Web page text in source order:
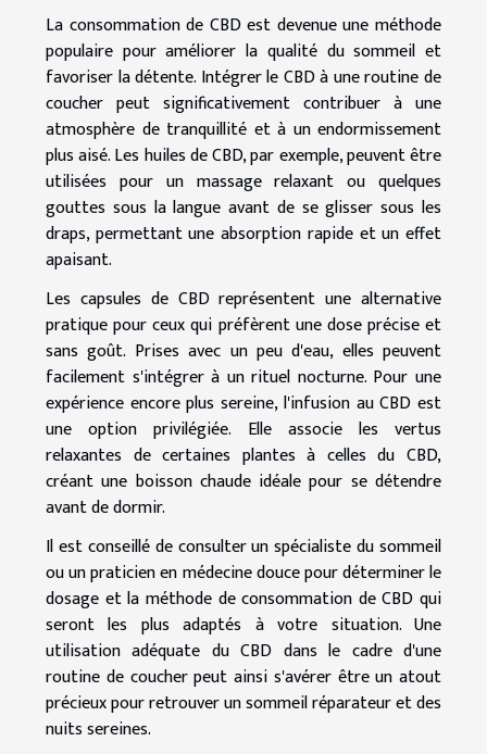
La consommation de CBD est devenue une méthode
populaire pour améliorer la qualité du sommeil et
favoriser la détente. Intégrer le CBD à une routine de
coucher peut significativement contribuer à une
atmosphère de tranquillité et à un endormissement
plus aisé. Les huiles de CBD, par exemple, peuvent être
utilisées pour un massage relaxant ou quelques
gouttes sous la langue avant de se glisser sous les
draps, permettant une absorption rapide et un effet
apaisant.
Les capsules de CBD représentent une alternative
pratique pour ceux qui préfèrent une dose précise et
sans goût. Prises avec un peu d'eau, elles peuvent
facilement s'intégrer à un rituel nocturne. Pour une
expérience encore plus sereine, l'infusion au CBD est
une option privilégiée. Elle associe les vertus
relaxantes de certaines plantes à celles du CBD,
créant une boisson chaude idéale pour se détendre
avant de dormir.
Il est conseillé de consulter un spécialiste du sommeil
ou un praticien en médecine douce pour déterminer le
dosage et la méthode de consommation de CBD qui
seront les plus adaptés à votre situation. Une
utilisation adéquate du CBD dans le cadre d'une
routine de coucher peut ainsi s'avérer être un atout
précieux pour retrouver un sommeil réparateur et des
nuits sereines.